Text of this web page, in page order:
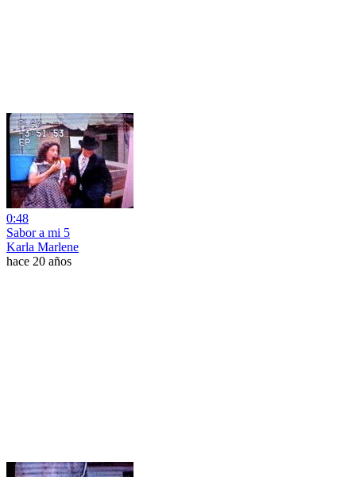
0:48
Sabor a mi 5
Karla Marlene
hace 20 años